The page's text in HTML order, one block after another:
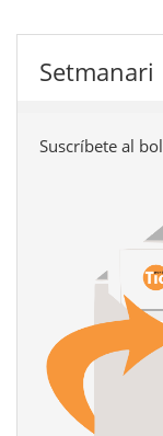
Setmanari
Suscríbete al